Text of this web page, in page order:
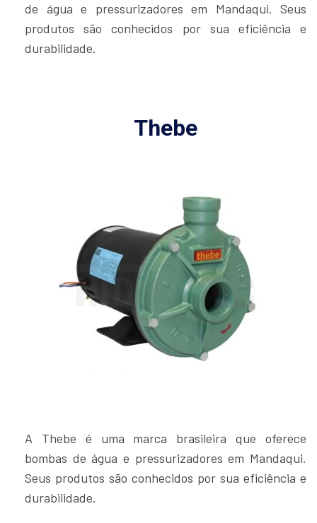
de água e pressurizadores em Mandaqui. Seus
produtos são conhecidos por sua eficiência e
durabilidade.
Thebe
A Thebe é uma marca brasileira que oferece
bombas de água e pressurizadores em Mandaqui.
Seus produtos são conhecidos por sua eficiência e
durabilidade.